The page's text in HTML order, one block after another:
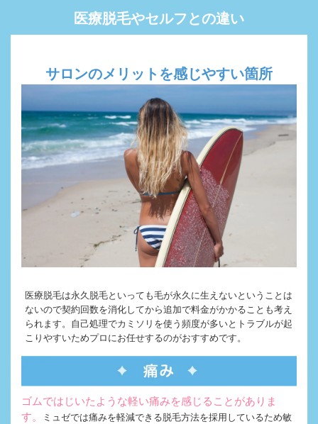
医療脱毛やセルフとの違い
サロンのメリットを感じやすい箇所
医療脱毛は永久脱毛といっても毛が永久に生えないということは
ないので契約回数を消化してから追加で料金がかかることも考え
られます。自己処理でカミソリを使う頻度が多いとトラブルが起
こりやすいためプロにお任せするのがおすすめです。
ゴムではじいたような軽い痛みを感じることがありま
す。
ミュゼでは痛みを軽減できる脱毛方法を採用しているため敏